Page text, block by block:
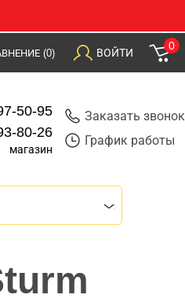
(0) ВОЙТИ
0
50-95
80-26
магазин
Заказать звонок
График работы